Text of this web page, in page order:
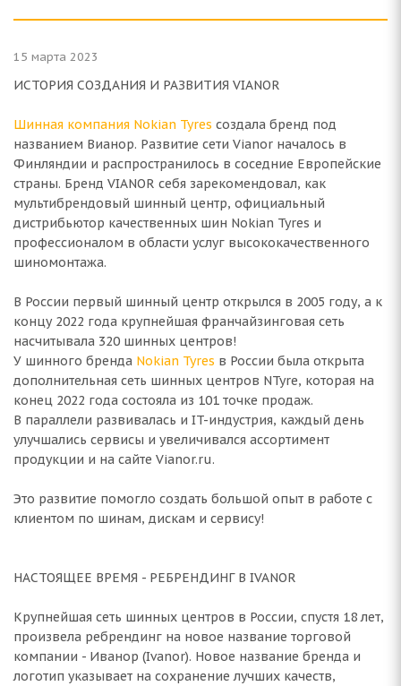
15 марта 2023
ИСТОРИЯ СОЗДАНИЯ И РАЗВИТИЯ VIANOR
Шинная компания Nokian Tyres создала бренд под
названием Вианор. Развитие сети Vianor началось в
Финляндии и распространилось в соседние Европейские
страны. Бренд VIANOR себя зарекомендовал, как
мультибрендовый шинный центр, официальный
дистрибьютор качественных шин Nokian Tyres и
профессионалом в области услуг высококачественного
шиномонтажа.
В России первый шинный центр открылся в 2005 году, а к
концу 2022 года крупнейшая франчайзинговая сеть
насчитывала 320 шинных центров!
У шинного бренда Nokian Tyres в России была открыта
дополнительная сеть шинных центров NTyre, которая на
конец 2022 года состояла из 101 точке продаж.
В параллели развивалась и IT-индустрия, каждый день
улучшались сервисы и увеличивался ассортимент
продукции и на сайте Vianor.ru.
Это развитие помогло создать большой опыт в работе с
клиентом по шинам, дискам и сервису!
НАСТОЯЩЕЕ ВРЕМЯ - РЕБРЕНДИНГ В IVANOR
Крупнейшая сеть шинных центров в России, спустя 18 лет,
произвела ребрендинг на новое название торговой
компании - Иванор (Ivanor). Новое название бренда и
логотип указывает на сохранение лучших качеств,